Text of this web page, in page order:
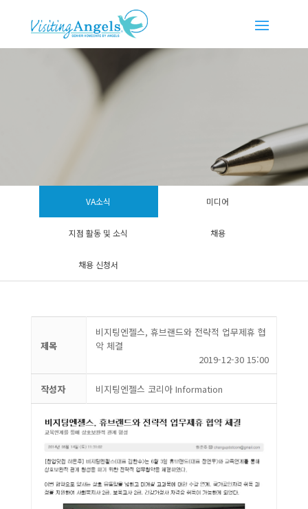
VA소식 미디어
지점 활동 및 소식 채용
채용 신청서
제목
비지팅엔젤스, 휴브랜드와 전략적 업무제휴 협
악 체결
2019-12-30 15:00
작성자 비지팅엔젤스 코리아 Information